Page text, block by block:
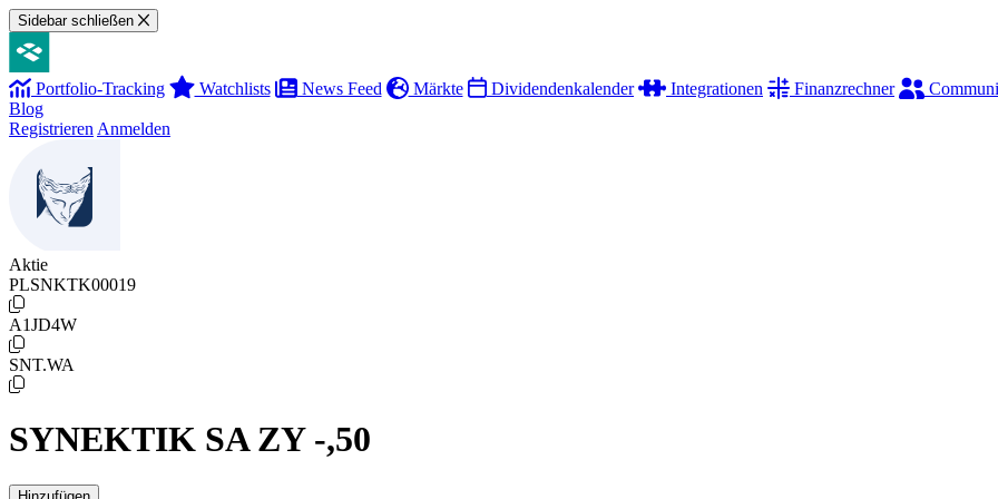
Sidebar schließen
Portfolio-Tracking Watchlists News Feed Märkte Dividendenkalender Integrationen Finanzrechner
Blog
Registrieren Anmelden
Aktie
PLSNKTK00019
A1JD4W
SNT.WA
SYNEKTIK SA ZY -,50